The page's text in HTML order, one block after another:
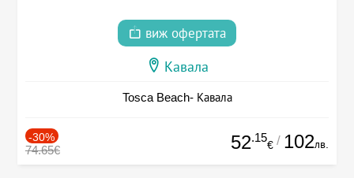
виж офертата
Кавала
Tosca Beach- Кавала
-30%
74.65€ 52.15
€ / 102лв.